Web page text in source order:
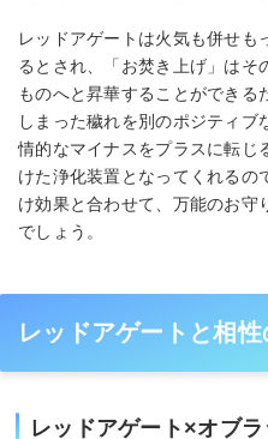
レッドアゲートは火気も併せも
るとされ、「お焚き上げ」はそ
ものへと昇華することができ
しまった穢れを別のポジティ
情的なマイナスをプラスに転じ
けた浄化装置となってくれるの
け効果と合わせて、万能のお守
でしょう。
レッドアゲートと相
レッドアゲート×オブ